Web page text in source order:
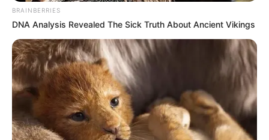
Abtei Sayn
Mit seinen romanischen, gotischen und
barocken Bauteilen, zu denen auch ein
uralter Kreuzgang gehört, ist die Abtei
Sayn eine von mehreren Sehenswürdigkeiten im Umfeld
Schloss Saynin Bendorf-Sayn.
Burg Sayn
BRAINBERRIES
DNA Analysis Revealed The Sick Truth About Ancient Vikings